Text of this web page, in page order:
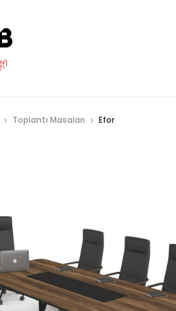
Toplantı Masaları Efor